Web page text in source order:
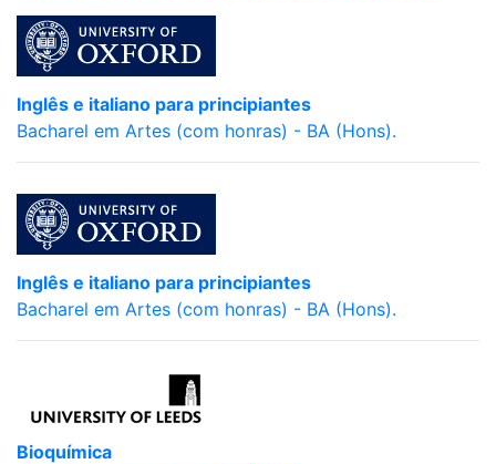
Inglês e italiano para principiantes
Bacharel em Artes (com honras) - BA (Hons).
Inglês e italiano para principiantes
Bacharel em Artes (com honras) - BA (Hons).
Bioquímica